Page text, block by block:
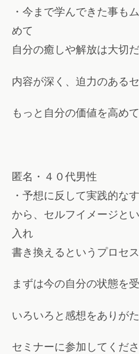
・今まで学んできた事も
めて
自分の癒しや解放は大切
内容が深く、迫力のある
もっと自分の価値を高めて
匿名・４０代男性
・予想に反して実践的な
から、セルフイメージと
入れ
書き換えるというプロセ
まずは今の自分の状態を
いろいろと感想をありがた
セミナーに参加してくだ